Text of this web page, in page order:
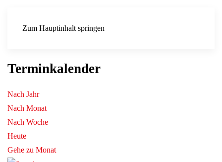
Zum Hauptinhalt springen
Terminkalender
Nach Jahr
Nach Monat
Nach Woche
Heute
Gehe zu Monat